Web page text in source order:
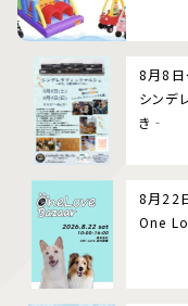
8月8
シンデ
き‐
8月22
One